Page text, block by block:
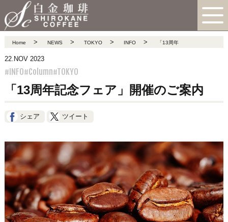
Home > NEWS > TOKYO > INFO > 「13周年
22.NOV 2023
#INFO#Column#TOKYO
「13周年記念フェア」開催のご案内
シェア ツイート